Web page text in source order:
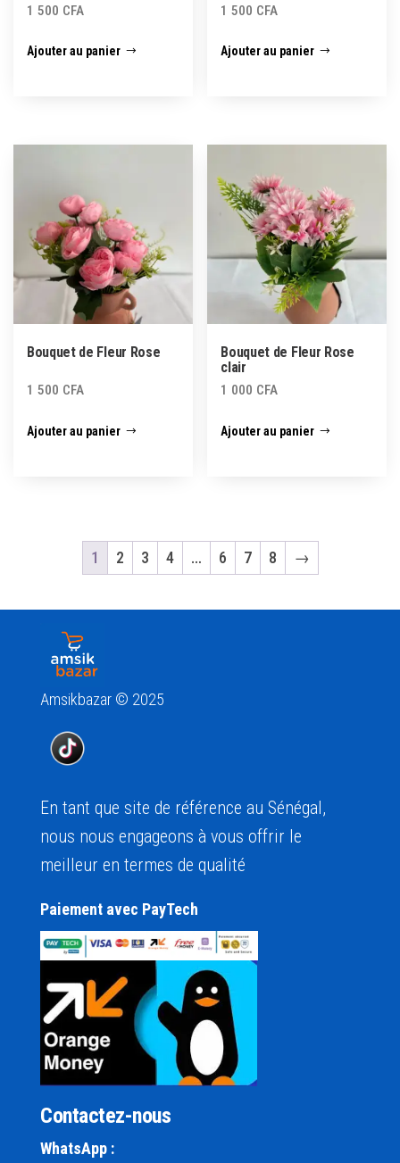
1 500 CFA
Ajouter au panier
1 500 CFA
Ajouter au panier
Bouquet de Fleur Rose
1 500 CFA
Ajouter au panier
Bouquet de Fleur Rose
clair
1 000 CFA
Ajouter au panier
1 2 3 4 … 6 7 8 →
Amsikbazar © 2025
En tant que site de référence au Sénégal,
nous nous engageons à vous offrir le
meilleur en termes de qualité
Paiement avec PayTech
Contactez-nous
WhatsApp :